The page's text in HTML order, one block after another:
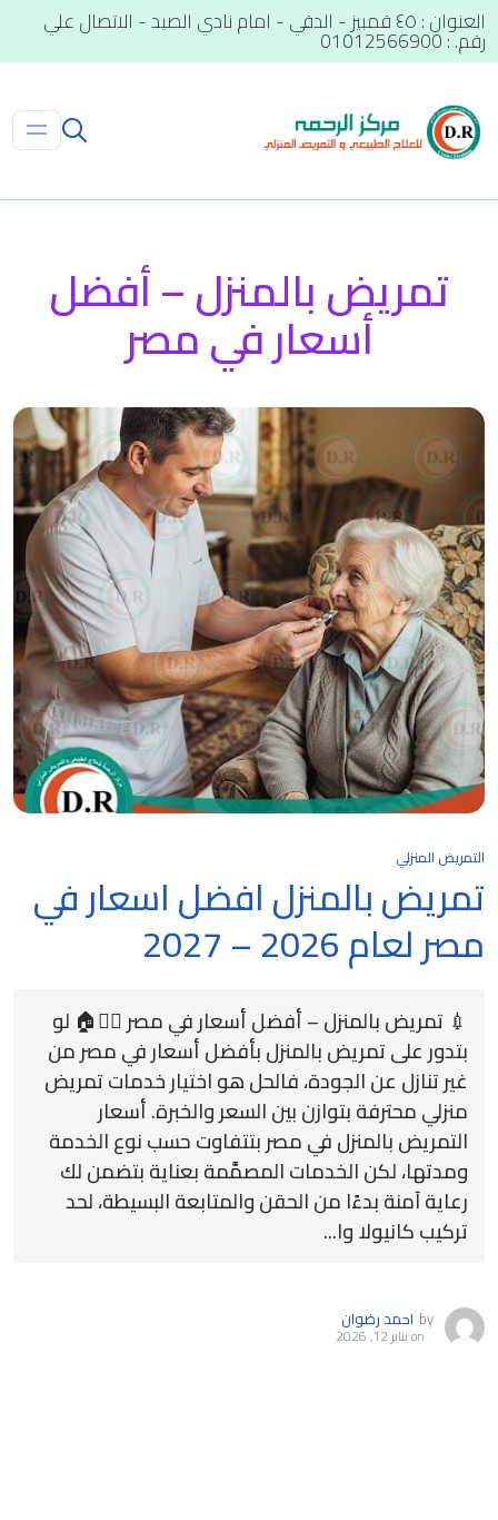
العنوان : ٤٥ قمبيز - الدقي - امام نادي الصيد - الاتصال علي
رقم. : 01012566900
تمريض بالمنزل – أفضل
أسعار في مصر
التمريض المنزلي
تمريض بالمنزل افضل اسعار في
مصر لعام 2026 – 2027
💉 تمريض بالمنزل – أفضل أسعار في مصر 👨‍⚕️🏠 لو
بتدور على تمريض بالمنزل بأفضل أسعار في مصر من
غير تنازل عن الجودة، فالحل هو اختيار خدمات تمريض
منزلي محترفة بتوازن بين السعر والخبرة. أسعار
التمريض بالمنزل في مصر بتتفاوت حسب نوع الخدمة
ومدتها، لكن الخدمات المصمَّمة بعناية بتضمن لك
رعاية آمنة بدءًا من الحقن والمتابعة البسيطة، لحد
تركيب كانيولا وا...
by احمد رضوان
onيناير 12, 2026